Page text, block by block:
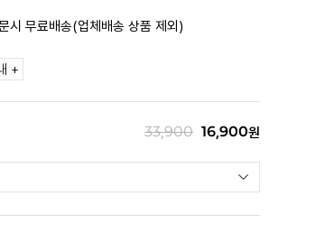
시 무료배송(업체배송 상품 제외)
+
33,900 16,900원